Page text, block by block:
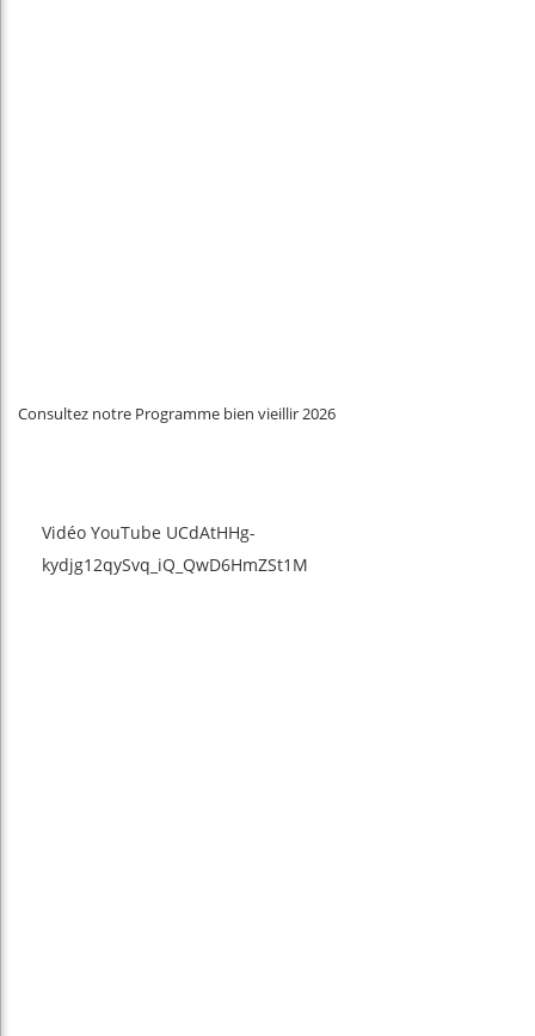
Consultez notre Programme bien vieillir 2026
Vidéo YouTube UCdAtHHg-
kydjg12qySvq_iQ_QwD6HmZSt1M